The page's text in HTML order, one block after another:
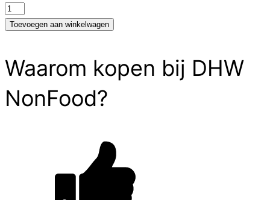
test
aantal
Toevoegen aan winkelwagen
Waarom kopen bij DHW
NonFood?